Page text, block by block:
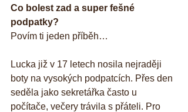
Co bolest zad a super fešné
podpatky?
Povím ti jeden příběh…
Lucka již v 17 letech nosila nejraději
boty na vysokých podpatcích. Přes den
seděla jako sekretářka často u
počítače, večery trávila s přáteli. Pro